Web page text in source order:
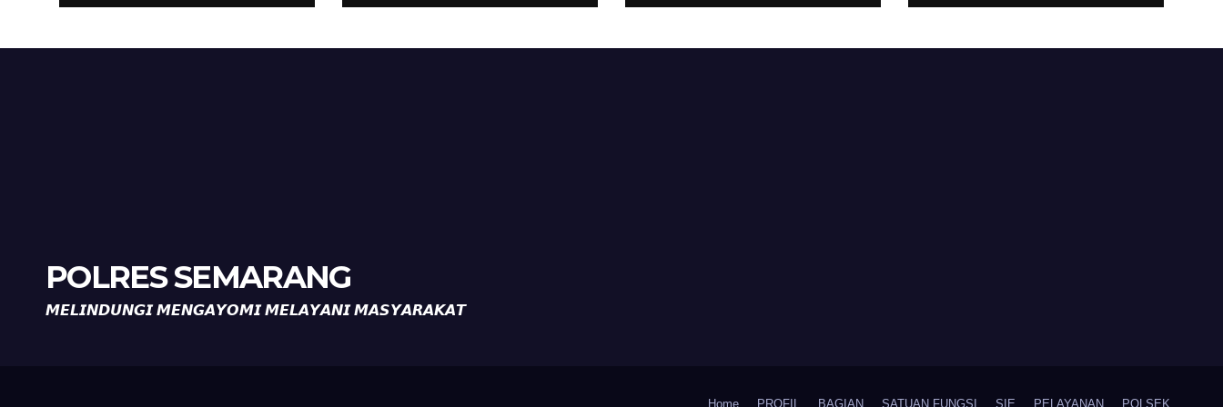
Pastikan Tidak Ada
Perkuat
Diajak Aktifkan
Perkuat
Diajak Aktifkan
Desa Timpik Hadiri
81 Kemerdekaan RI
POLRES SEMARANG
𝙈𝙀𝙇𝙄𝙉𝘿𝙐𝙉𝙂𝙄 𝙈𝙀𝙉𝙂𝘼𝙔𝙊𝙈𝙄 𝙈𝙀𝙇𝘼𝙔𝘼𝙉𝙄 𝙈𝘼𝙎𝙔𝘼𝙍𝘼𝙆𝘼𝙏
Home PROFIL BAGIAN SATUAN FUNGSI SIE PELAYANAN POLSEK